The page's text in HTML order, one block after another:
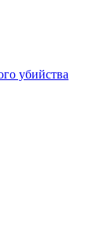
убийства